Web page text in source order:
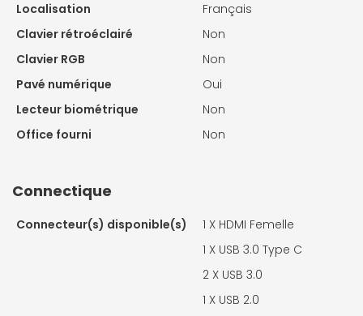
Localisation
Français
Clavier rétroéclairé
Non
Clavier RGB
Non
Pavé numérique
Oui
Lecteur biométrique
Non
Office fourni
Non
Connectique
Connecteur(s) disponible(s) 1 X HDMI Femelle
1 X USB 3.0 Type C
2 X USB 3.0
1 X USB 2.0